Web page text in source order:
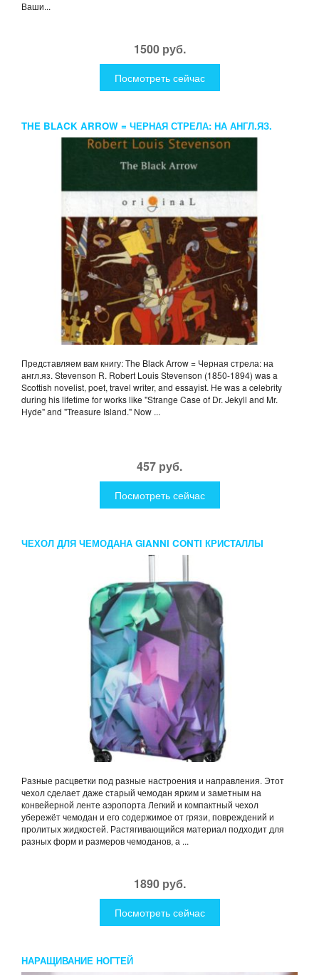
Ваши...
1500 руб.
Посмотреть сейчас
THE BLACK ARROW = ЧЕРНАЯ СТРЕЛА: НА АНГЛ.ЯЗ.
STEVENSON R.
Представляем вам книгу: The Black Arrow = Черная стрела: на
англ.яз. Stevenson R. Robert Louis Stevenson (1850-1894) was a
Scottish novelist, poet, travel writer, and essayist. He was a celebrity
during his lifetime for works like "Strange Case of Dr. Jekyll and Mr.
Hyde" and "Treasure Island." Now ...
457 руб.
Посмотреть сейчас
ЧЕХОЛ ДЛЯ ЧЕМОДАНА GIANNI CONTI КРИСТАЛЛЫ
Разные расцветки под разные настроения и направления. Этот
чехол сделает даже старый чемодан ярким и заметным на
конвейерной ленте аэропорта Легкий и компактный чехол
убережёт чемодан и его содержимое от грязи, повреждений и
пролитых жидкостей. Растягивающийся материал подходит для
разных форм и размеров чемоданов, а ...
1890 руб.
Посмотреть сейчас
НАРАЩИВАНИЕ НОГТЕЙ